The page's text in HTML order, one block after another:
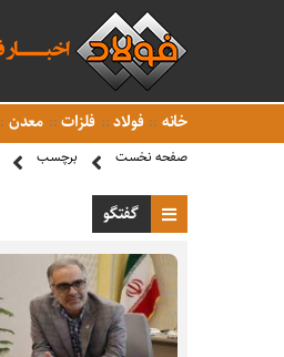
خانه فولاد فلزات معدن
صفحه نخست برچسب
گفتگو